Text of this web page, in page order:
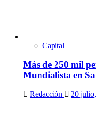
Capital
Más de 250 mil
Mundialista en
Redacción 20